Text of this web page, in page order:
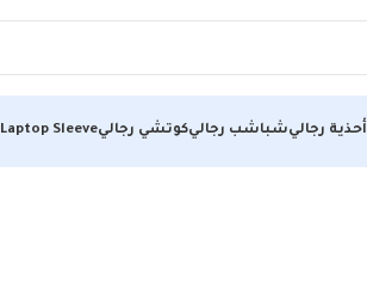
أحذية رجاليشباشب رجاليكوتشي رجاليLaptop Sleeve